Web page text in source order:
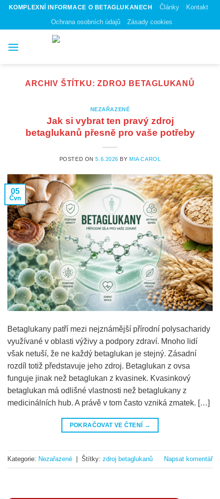
Skip
content
KOMPLEXNÍ INFORMACE O BETAGLUKANECH Články
Kontakt
Ochrana osobních údajů
Zásady cookies
ARCHIV ŠTÍTKU:ZDROJ BETAGLUKANŮ
NEZAŘAZENÉ
Jak si vybrat ten pravý zdroj
betaglukanů přesně pro vaše potřeby
POSTED ON5.6.2026 BYMIA CAROL
05
Čvn
Betaglukany patří mezi nejznámější přírodní polysacharidy
využívané v oblasti výživy a podpory zdraví. Mnoho lidí
však netuší, že ne každý betaglukan je stejný. Zásadní
rozdíl totiž představuje jeho zdroj. Betaglukan z ovsa
funguje jinak než betaglukan z kvasinek. Kvasinkový
betaglukan má odlišné vlastnosti než betaglukany z
medicinálních hub. A právě v tom často vzniká zmatek. […]
POKRAČOVAT VE ČTENÍ →
Kategorie: Nezařazené | Štítky: zdroj betaglukanů Napsat komentář